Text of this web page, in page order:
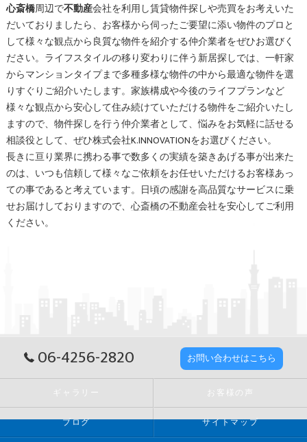
心斎橋周辺で不動産会社を利用し賃貸物件探しや売買をお考えいた
だいておりましたら、お客様から伺ったご要望に添い物件のプロと
して様々な観点から良質な物件を紹介する仲介業者をぜひお選びく
ださい。ライフスタイルの移り変わりに伴う新居探しでは、一軒家
からマンションタイプまで多種多様な物件の中から最適な物件を選
りすぐりご紹介いたします。家族構成や今後のライフプランなど
様々な観点から安心して住み続けていただける物件をご紹介いたし
ますので、物件探しを行う仲介業者として、悩みをお気軽に話せる
相談役として、ぜひ株式会社K.INNOVATIONをお選びください。
長きに亘り業界に携わる事で数多くの実績を築きあげる事が出来た
のは、いつも信頼して様々なご依頼をお任せいただけるお客様あっ
ての事であると考えています。日頃の感謝を高品質なサービスに乗
せお届けしておりますので、 心斎橋の不動産会社を安心してご利用
ください。
06-4256-2820 お問い合わせはこちら
ギャラリー お客様の声
ブログ サイトマップ